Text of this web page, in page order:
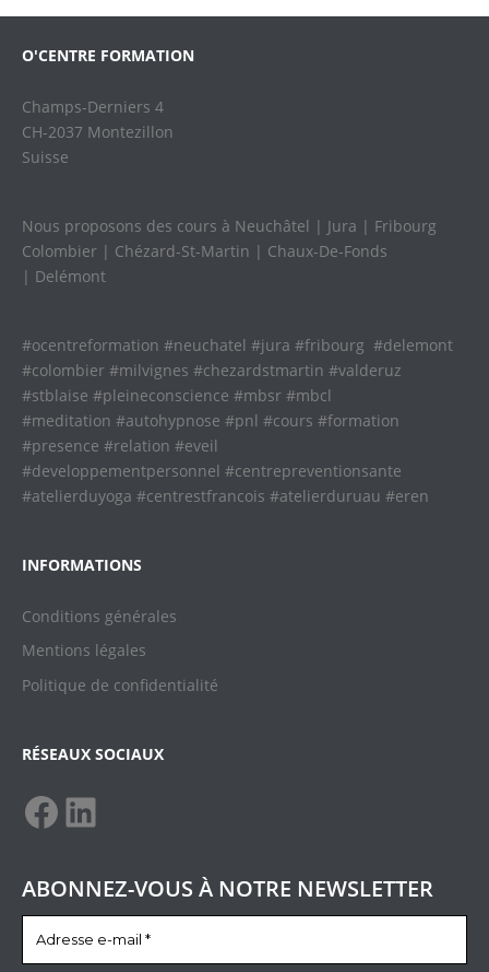
O'CENTRE FORMATION
Champs-Derniers 4
CH-2037 Montezillon
Suisse
Nous proposons des cours à Neuchâtel | Jura | Fribourg
Colombier | Chézard-St-Martin | Chaux-De-Fonds
| Delémont
#ocentreformation #neuchatel #jura #fribourg #delemont
#colombier #milvignes #chezardstmartin #valderuz
#stblaise #pleineconscience #mbsr #mbcl
#meditation #autohypnose #pnl #cours #formation
#presence #relation #eveil
#developpementpersonnel #centrepreventionsante
#atelierduyoga #centrestfrancois #atelierduruau #eren
INFORMATIONS
Conditions générales
Mentions légales
Politique de confidentialité
RÉSEAUX SOCIAUX
ABONNEZ-VOUS À NOTRE NEWSLETTER